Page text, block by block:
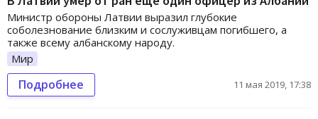
Министр обороны Латвии выразил глубокие
соболезнование близким и сослуживцам погибшего, а
также всему албанскому народу.
Мир
Подробнее 11 мая 2019, 17:38